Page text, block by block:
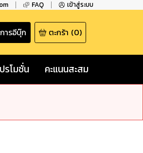
FAQ เข้าสู่ระบบ
ารอีบุ๊ก ตะกร้า (0)
รโมชั่น คะแนนสะสม